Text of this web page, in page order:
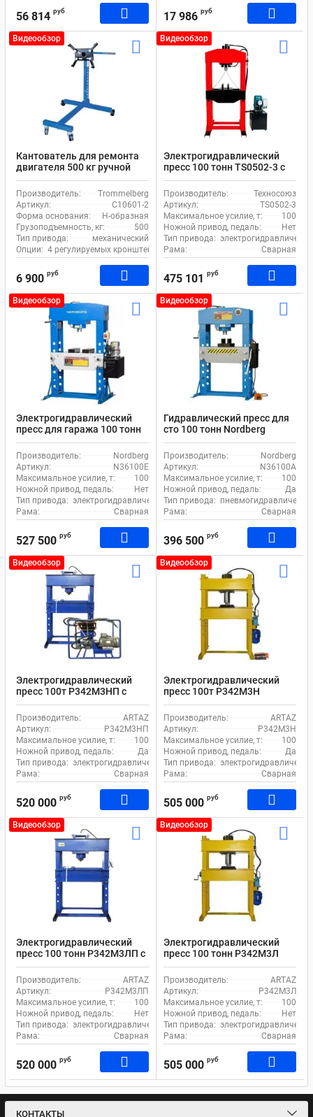
56 814 руб 17 986 руб
Видеообзор
Кантователь для ремонта
двигателя 500 кг ручной
Trommelberg C10601-2
Производитель:
Trommelberg
Артикул:
C10601-2
Форма основания:
Н-образная
Грузоподъемность, кг:
500
Тип привода:
механический
Опции: 4 регулируемых кронштейна
6 900 руб
Видеообзор
Электрогидравлический
пресс 100 тонн TS0502-3 с
электроприводом
Производитель:
Техносоюз
Артикул:
TS0502-3
Максимальное усилие, т:
100
Ножной привод, педаль:
Нет
Тип привода:
Рама:
Сварная
475 101 руб
Видеообзор
Электрогидравлический
пресс для гаража 100 тонн
Nordberg N36100E
электропривод 380В
Производитель:
Nordberg
Артикул:
N36100E
Максимальное усилие, т:
100
Ножной привод, педаль:
Нет
Тип привода: электрогидравлический
Рама:
Сварная
527 500 руб
Видеообзор
Гидравлический пресс для
сто 100 тонн Nordberg
N36100A ножной и
пневмопривод
Производитель:
Nordberg
Артикул:
N36100A
Максимальное усилие, т:
100
Ножной привод, педаль:
Да
Тип привода:
Рама:
Сварная
396 500 руб
Видеообзор
Электрогидравлический
пресс 100т Р342М3НП с
электроприводом и ножной
педалью
Производитель:
ARTAZ
Артикул:
Р342М3НП
Максимальное усилие, т:
100
Ножной привод, педаль:
Да
Тип привода: электрогидравлический
Рама:
Сварная
520 000 руб
Видеообзор
Электрогидравлический
пресс 100т Р342М3Н
электропривод и ножная
педаль
Производитель:
ARTAZ
Артикул:
Р342М3Н
Максимальное усилие, т:
100
Ножной привод, педаль:
Да
Тип привода:
Рама:
Сварная
505 000 руб
Видеообзор
Электрогидравлический
пресс 100 тонн Р342М3ЛП с
электроприводом
Производитель:
ARTAZ
Артикул:
Р342М3ЛП
Максимальное усилие, т:
100
Ножной привод, педаль:
Нет
Тип привода: электрогидравлический
Рама:
Сварная
520 000 руб
Видеообзор
Электрогидравлический
пресс 100 тонн Р342М3Л
электропривод 380В
Производитель:
ARTAZ
Артикул:
Р342М3Л
Максимальное усилие, т:
100
Ножной привод, педаль:
Нет
Тип привода:
Рама:
Сварная
505 000 руб
КОНТАКТЫ